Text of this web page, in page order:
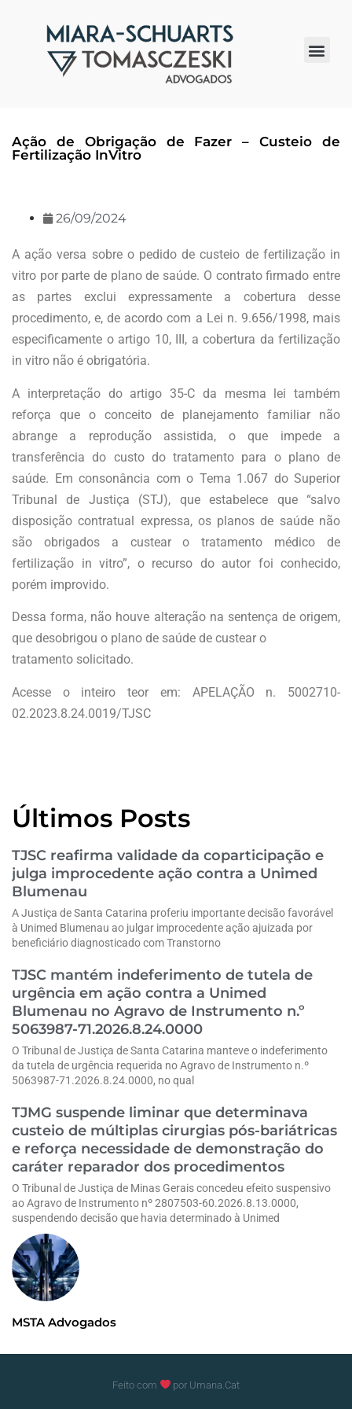
MSTA Advogados
Ação de Obrigação de Fazer – Custeio de
Fertilização InVitro
26/09/2024
A ação versa sobre o pedido de custeio de fertilização in
vitro por parte de plano de saúde. O contrato firmado entre
as partes exclui expressamente a cobertura desse
procedimento, e, de acordo com a Lei n. 9.656/1998, mais
especificamente o artigo 10, III, a cobertura da fertilização
in vitro não é obrigatória.
A interpretação do artigo 35-C da mesma lei também
reforça que o conceito de planejamento familiar não
abrange a reprodução assistida, o que impede a
transferência do custo do tratamento para o plano de
saúde. Em consonância com o Tema 1.067 do Superior
Tribunal de Justiça (STJ), que estabelece que “salvo
disposição contratual expressa, os planos de saúde não
são obrigados a custear o tratamento médico de
fertilização in vitro”, o recurso do autor foi conhecido,
porém improvido.
Dessa forma, não houve alteração na sentença de origem,
que desobrigou o plano de saúde de custear o
tratamento solicitado.
Acesse o inteiro teor em: APELAÇÃO n. 5002710-
02.2023.8.24.0019/TJSC
Últimos Posts
TJSC reafirma validade da coparticipação e
julga improcedente ação contra a Unimed
Blumenau
A Justiça de Santa Catarina proferiu importante decisão favorável
à Unimed Blumenau ao julgar improcedente ação ajuizada por
beneficiário diagnosticado com Transtorno
TJSC mantém indeferimento de tutela de
urgência em ação contra a Unimed
Blumenau no Agravo de Instrumento n.º
5063987-71.2026.8.24.0000
O Tribunal de Justiça de Santa Catarina manteve o indeferimento
da tutela de urgência requerida no Agravo de Instrumento n.º
5063987-71.2026.8.24.0000, no qual
TJMG suspende liminar que determinava
custeio de múltiplas cirurgias pós-bariátricas
e reforça necessidade de demonstração do
caráter reparador dos procedimentos
O Tribunal de Justiça de Minas Gerais concedeu efeito suspensivo
ao Agravo de Instrumento nº 2807503-60.2026.8.13.0000,
suspendendo decisão que havia determinado à Unimed
Feito com por Umana.Cat